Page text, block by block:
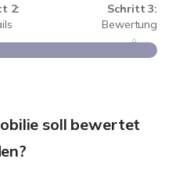
2:
Schritt 3:
Bewertung
soll bewertet